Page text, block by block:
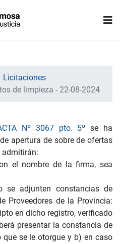
Licitaciones
de limpieza - 22-08-2024
Nº 3067 pto. 5º se ha
apertura de sobre de ofertas
admitirán:
el nombre de la firma, sea
se adjunten constancias de
Proveedores de la Provincia:
en dicho registro, verificado
presentar la constancia de
se le otorgue y b) en caso